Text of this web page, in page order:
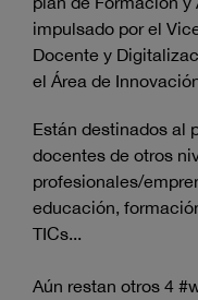
impulsado por el
Docente y
el Área de
Están destinados al
docentes de otros
profesionales/
educación,
TICs...
Aún restan otros 4